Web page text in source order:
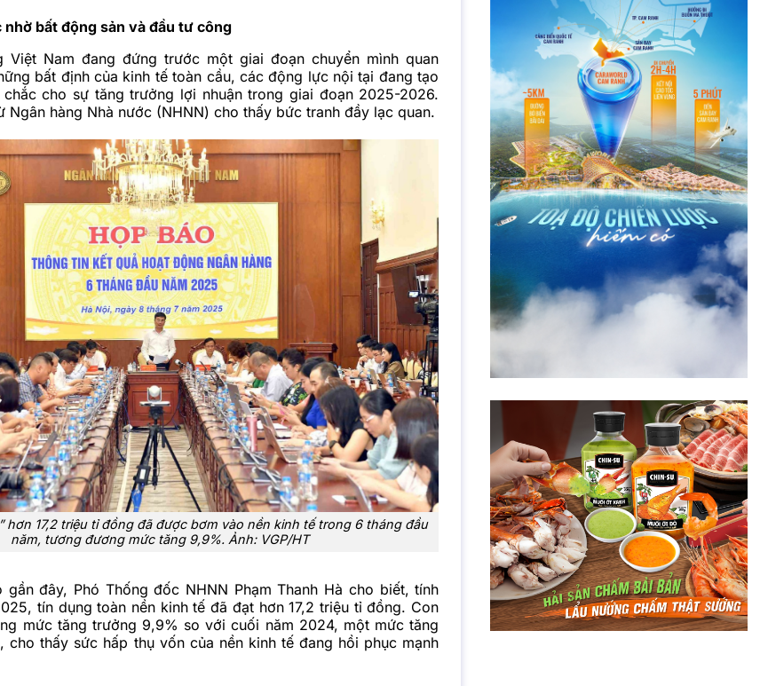
nhờ bất động sản và đầu tư công
Việt Nam đang đứng trước một giai đoạn chuyển mình quan
bất định của kinh tế toàn cầu, các động lực nội tại đang tạo
cho sự tăng trưởng lợi nhuận trong giai đoạn 2025-2026.
Ngân hàng Nhà nước (NHNN) cho thấy bức tranh đầy lạc quan.
hơn 17,2 triệu tỉ đồng đã được bơm vào nền kinh tế trong 6 tháng đầu
năm, tương đương mức tăng 9,9%. Ảnh: VGP/HT
đây, Phó Thống đốc NHNN Phạm Thanh Hà cho biết, tính
tín dụng toàn nền kinh tế đã đạt hơn 17,2 triệu tỉ đồng. Con
mức tăng trưởng 9,9% so với cuối năm 2024, một mức tăng
cho thấy sức hấp thụ vốn của nền kinh tế đang hồi phục mạnh